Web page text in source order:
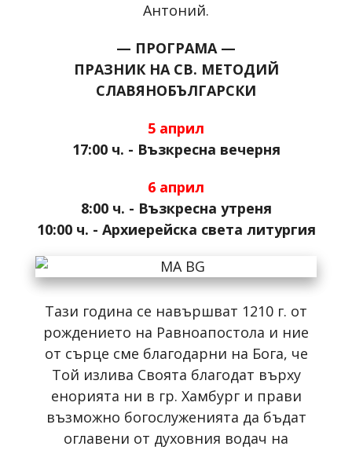
Антоний.
— ПРОГРАМА —
ПРАЗНИК НА СВ. МЕТОДИЙ
СЛАВЯНОБЪЛГАРСКИ
5 април
17:00 ч. - Възкресна вечерня
6 април
8:00 ч. - Възкресна утреня
10:00 ч. - Архиерейска света литургия
Тази година се навършват 1210 г. от
рождението на Равноапостола и ние
от сърце сме благодарни на Бога, че
Той излива Своята благодат върху
енорията ни в гр. Хамбург и прави
възможно богослуженията да бъдат
оглавени от духовния водач на